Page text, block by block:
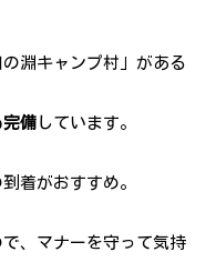
淵キャンプ村」がある
完備 しています。
着がおすすめ。
、マナーを守って気持